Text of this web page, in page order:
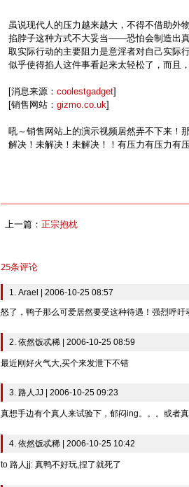
虽说现代人的压力越来越大，不得不借助外
掐脖子这种方式不大妥当——恐怕会制造出
取实际行动的主要阻力是意淫者对自己实际
似乎使得掐人这件事看起来太轻松了，而且
[消息来源： coolestgadget]
[销售网站： gizmo.co.uk]
吼～销售网站上的演示视频居然弄不下来！
解决！未解决！未解决！！有压力有压力有
上一篇： 正宗抱枕
25条评论
1. Arael | 2006-10-25 08:57
怒了，鸭子那么可爱居然要受这种待遇！强烈呼吁
2. 依然饭忒稀 | 2006-10-25 08:59
最近刚好火气大,买个来发泄下不错
3. 路人JJ | 2006-10-25 09:23
真想手边有个真人来试验下，郁闷ing。。。或者
4. 依然饭忒稀 | 2006-10-25 10:42
to 路人jj: 真鸭不好玩,捏了就死了